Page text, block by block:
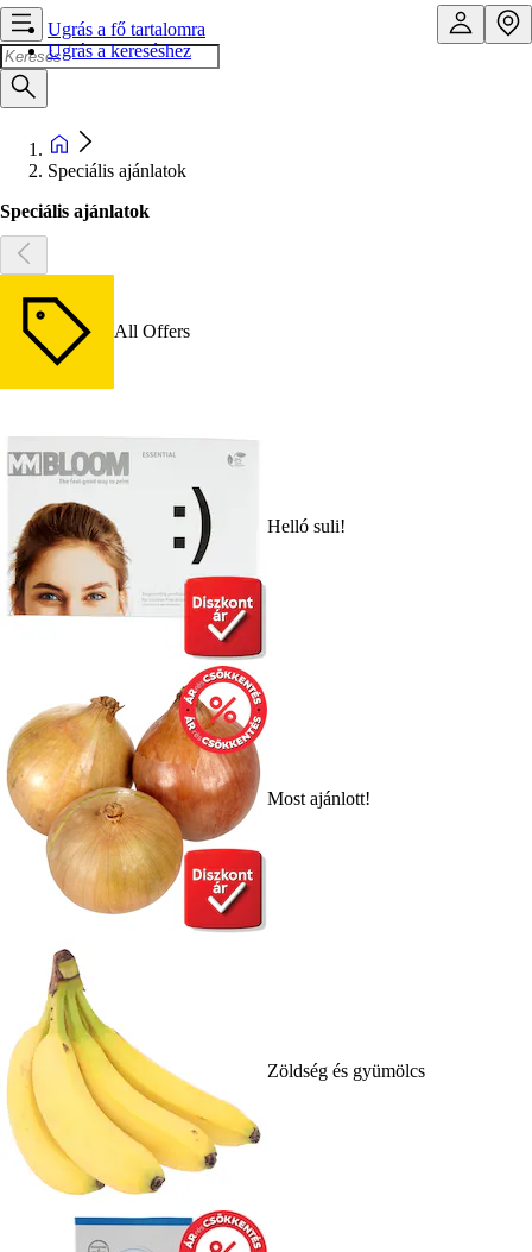
Ugrás a fő tartalomra
Ugrás a kereséshez
Speciális ajánlatok
Speciális ajánlatok
All Offers
Helló suli!
Most ajánlott!
Zöldség és gyümölcs